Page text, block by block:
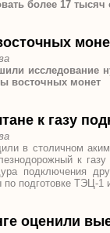
более 17 тысяч
исследование
восточных монет
к газу
в столичном
к
подключения
по подготовке ТЭЦ-
оценили